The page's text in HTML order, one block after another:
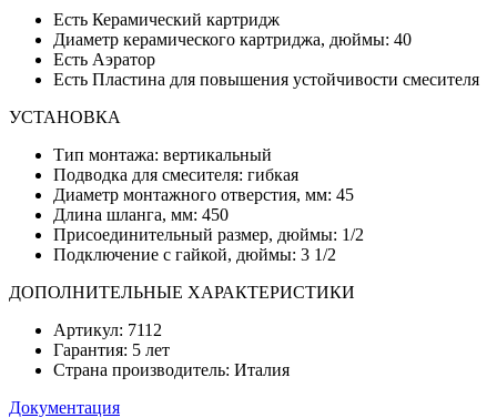
Есть Керамический картридж
Диаметр керамического картриджа, дюймы: 40
Есть Аэратор
Есть Пластина для повышения устойчивости смесителя
УСТАНОВКА
Тип монтажа: вертикальный
Подводка для смесителя: гибкая
Диаметр монтажного отверстия, мм: 45
Длина шланга, мм: 450
Присоединительный размер, дюймы: 1/2
Подключение с гайкой, дюймы: 3 1/2
ДОПОЛНИТЕЛЬНЫЕ ХАРАКТЕРИСТИКИ
Артикул: 7112
Гарантия: 5 лет
Страна производитель: Италия
Документация